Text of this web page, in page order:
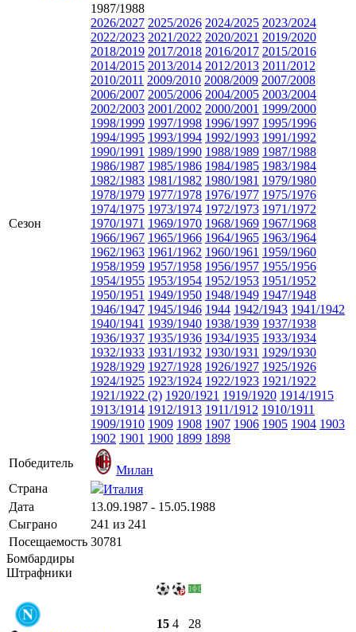
Сезон
1987/1988
2026/2027 2025/2026 2024/2025 2023/2024
2022/2023 2021/2022 2020/2021 2019/2020
2018/2019 2017/2018 2016/2017 2015/2016
2014/2015 2013/2014 2012/2013 2011/2012
2010/2011 2009/2010 2008/2009 2007/2008
2006/2007 2005/2006 2004/2005 2003/2004
2002/2003 2001/2002 2000/2001 1999/2000
1998/1999 1997/1998 1996/1997 1995/1996
1994/1995 1993/1994 1992/1993 1991/1992
1990/1991 1989/1990 1988/1989 1987/1988
1986/1987 1985/1986 1984/1985 1983/1984
1982/1983 1981/1982 1980/1981 1979/1980
1978/1979 1977/1978 1976/1977 1975/1976
1974/1975 1973/1974 1972/1973 1971/1972
1970/1971 1969/1970 1968/1969 1967/1968
1966/1967 1965/1966 1964/1965 1963/1964
1962/1963 1961/1962 1960/1961 1959/1960
1958/1959 1957/1958 1956/1957 1955/1956
1954/1955 1953/1954 1952/1953 1951/1952
1950/1951 1949/1950 1948/1949 1947/1948
1946/1947 1945/1946 1944 1942/1943 1941/1942
1940/1941 1939/1940 1938/1939 1937/1938
1936/1937 1935/1936 1934/1935 1933/1934
1932/1933 1931/1932 1930/1931 1929/1930
1928/1929 1927/1928 1926/1927 1925/1926
1924/1925 1923/1924 1922/1923 1921/1922
1921/1922 (2) 1920/1921 1919/1920 1914/1915
1913/1914 1912/1913 1911/1912 1910/1911
1909/1910 1909 1908 1907 1906 1905 1904 1903
1902 1901 1900 1899 1898
Победитель
Милан
Страна
Италия
Дата
13.09.1987 - 15.05.1988
Сыграно
241 из 241
Посещаемость 30781
Бомбардиры
Штрафники
15 4 28